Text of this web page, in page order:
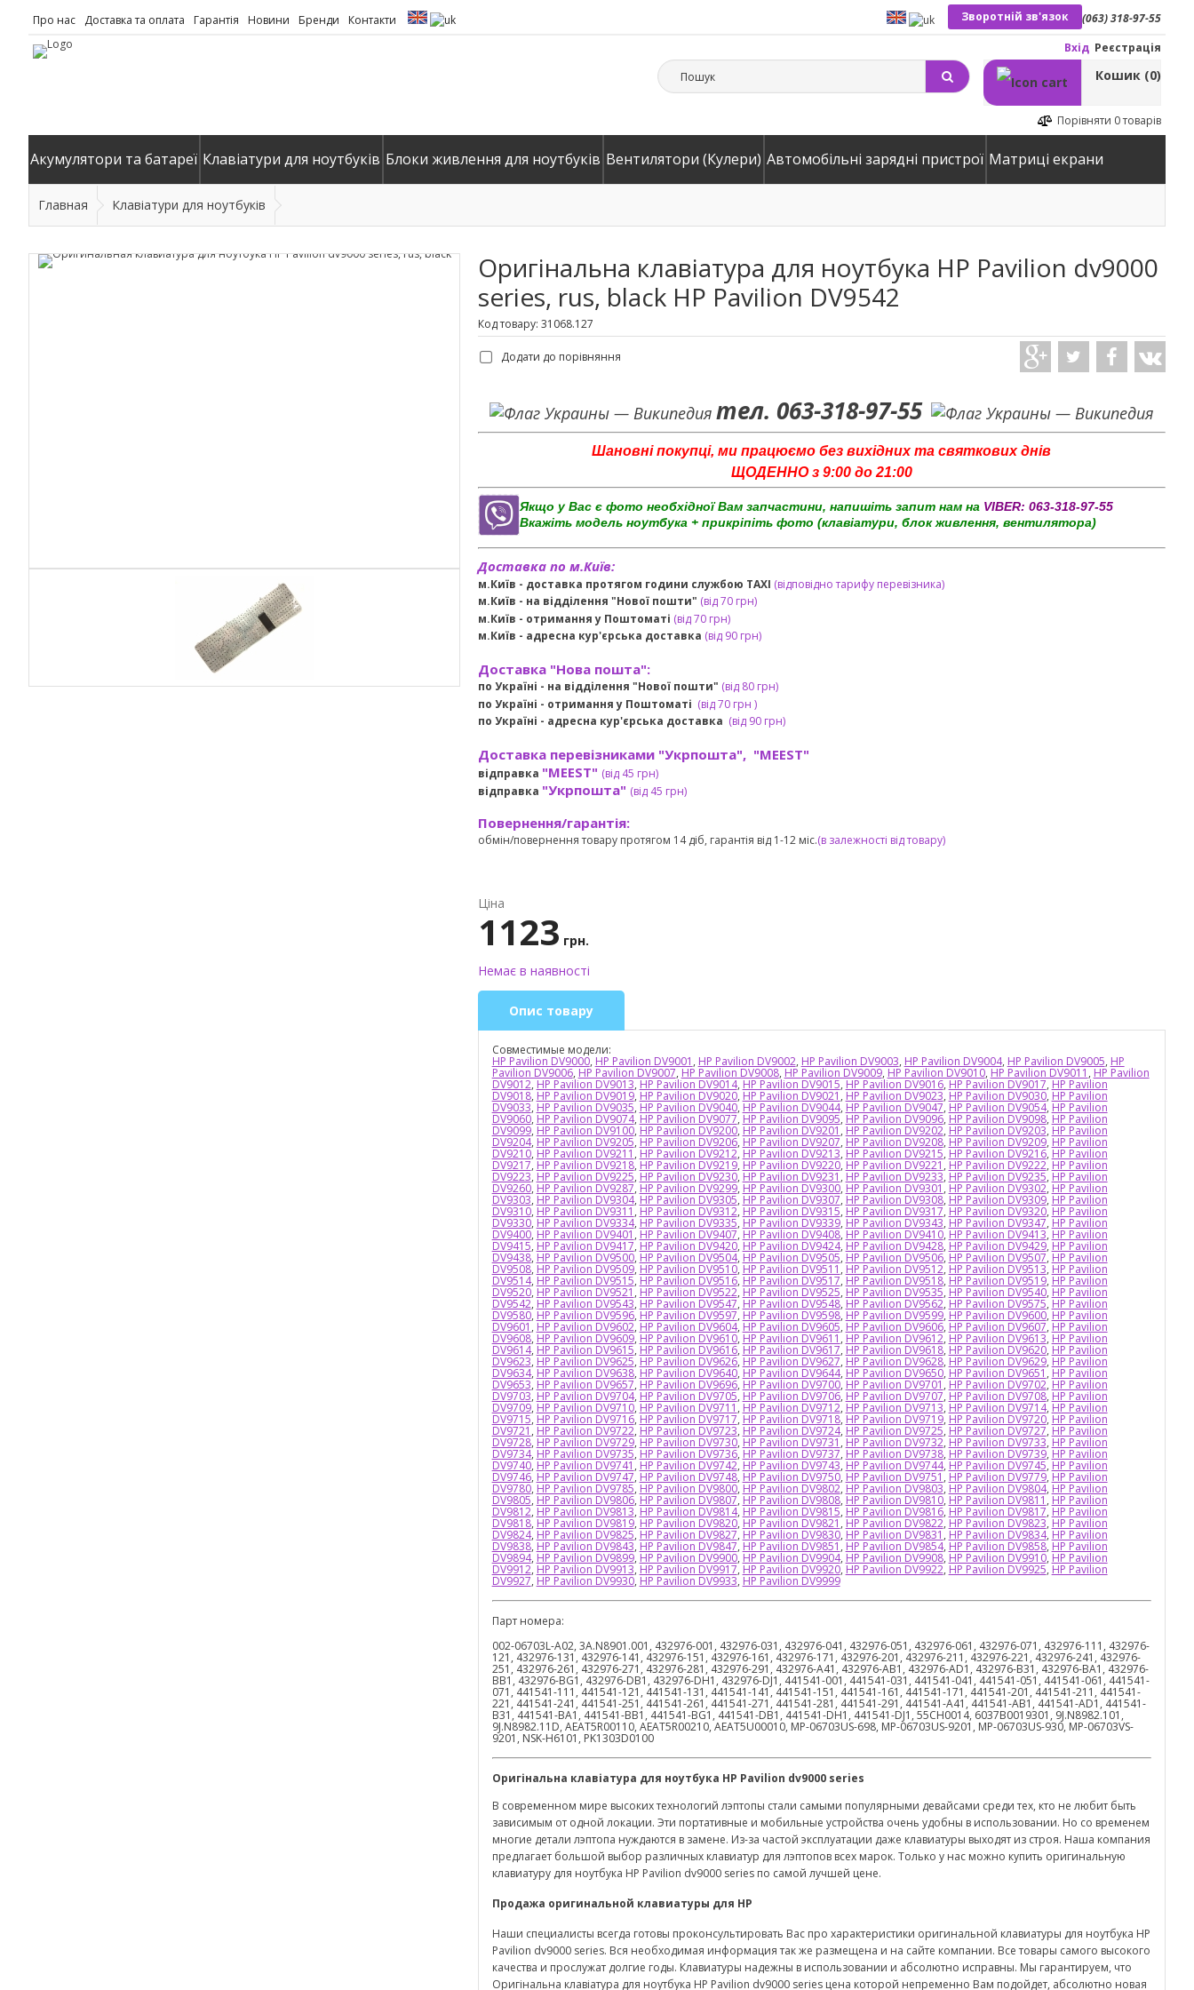
Про нас Доставка та оплата Гарантія Новини Бренди Контакти (063) 318-97-55
Зворотній зв'язок
Вхід Реєстрація
Кошик (0)
Порівняти 0 товарів
Акумулятори та батареї Клавіатури для ноутбуків Блоки живлення для ноутбуків Вентилятори (Кулери) Автомобільні зарядні пристрої Матриці екрани
Главная Клавіатури для ноутбуків
Оригінальна клавіатура для ноутбука HP Pavilion dv9000
series, rus, black HP Pavilion DV9542
Код товару: 31068.127
Додати до порівняння
тел. 063-318-97-55
Шановні покупці, ми працюємо без вихідних та святкових днів
ЩОДЕННО з 9:00 до 21:00
Якщо у Вас є фото необхідної Вам запчастини, напишіть запит нам на VIBER: 063-318-97-55
Вкажіть модель ноутбука + прикріпіть фото (клавіатури, блок живлення, вентилятора)
Доставка по м.Київ:
м.Київ - доставка протягом години службою TAXI (відповідно тарифу перевізника)
м.Київ - на відділення "Нової пошти" (від 70 грн)
м.Київ - отримання у Поштоматі (від 70 грн)
м.Київ - адресна кур'єрська доставка (від90 грн)
Доставка "Нова пошта":
по Україні - на відділення "Нової пошти" (від 80 грн)
по Україні - отримання у Поштоматі (від 70 грн )
по Україні - адресна кур'єрська доставка (від90 грн)
Доставка перевізниками "Укрпошта", "MEEST"
відправка "MEEST" (від 45 грн)
відправка "Укрпошта" (від 45 грн)
Повернення/гарантія:
обмін/повернення товару протягом 14 діб, гарантія від 1-12 міс.(в залежності від товару)
Ціна
1123 грн.
Немає в наявності
Опис товару
Совместимые модели:
HP Pavilion DV9000, HP Pavilion DV9001 , HP Pavilion DV9002, HP Pavilion DV9003, HP Pavilion DV9004, HP Pavilion DV9005, HP
Pavilion DV9006, HP Pavilion DV9007, HP Pavilion DV9008, HP Pavilion DV9009, HP Pavilion DV9010, HP Pavilion DV9011 , HP Pavilion
DV9012, HP Pavilion DV9013, HP Pavilion DV9014, HP Pavilion DV9015, HP Pavilion DV9016, HP Pavilion DV9017, HP Pavilion
DV9018, HP Pavilion DV9019, HP Pavilion DV9020, HP Pavilion DV9021 , HP Pavilion DV9023, HP Pavilion DV9030, HP Pavilion
DV9033, HP Pavilion DV9035, HP Pavilion DV9040, HP Pavilion DV9044, HP Pavilion DV9047, HP Pavilion DV9054, HP Pavilion
DV9060, HP Pavilion DV9074, HP Pavilion DV9077, HP Pavilion DV9095, HP Pavilion DV9096, HP Pavilion DV9098, HP Pavilion
DV9099, HP Pavilion DV9100, HP Pavilion DV9200, HP Pavilion DV9201 , HP Pavilion DV9202, HP Pavilion DV9203, HP Pavilion
DV9204, HP Pavilion DV9205, HP Pavilion DV9206, HP Pavilion DV9207, HP Pavilion DV9208, HP Pavilion DV9209, HP Pavilion
DV9210, HP Pavilion DV9211 , HP Pavilion DV9212, HP Pavilion DV9213, HP Pavilion DV9215, HP Pavilion DV9216, HP Pavilion
DV9217, HP Pavilion DV9218, HP Pavilion DV9219, HP Pavilion DV9220, HP Pavilion DV9221 , HP Pavilion DV9222, HP Pavilion
DV9223, HP Pavilion DV9225, HP Pavilion DV9230, HP Pavilion DV9231 , HP Pavilion DV9233, HP Pavilion DV9235, HP Pavilion
DV9260, HP Pavilion DV9287, HP Pavilion DV9299, HP Pavilion DV9300, HP Pavilion DV9301 , HP Pavilion DV9302, HP Pavilion
DV9303, HP Pavilion DV9304, HP Pavilion DV9305, HP Pavilion DV9307, HP Pavilion DV9308, HP Pavilion DV9309, HP Pavilion
DV9310, HP Pavilion DV9311 , HP Pavilion DV9312, HP Pavilion DV9315, HP Pavilion DV9317, HP Pavilion DV9320, HP Pavilion
DV9330, HP Pavilion DV9334, HP Pavilion DV9335, HP Pavilion DV9339, HP Pavilion DV9343, HP Pavilion DV9347, HP Pavilion
DV9400, HP Pavilion DV9401 , HP Pavilion DV9407, HP Pavilion DV9408, HP Pavilion DV9410, HP Pavilion DV9413, HP Pavilion
DV9415, HP Pavilion DV9417, HP Pavilion DV9420, HP Pavilion DV9424, HP Pavilion DV9428, HP Pavilion DV9429, HP Pavilion
DV9438, HP Pavilion DV9500, HP Pavilion DV9504, HP Pavilion DV9505, HP Pavilion DV9506, HP Pavilion DV9507, HP Pavilion
DV9508, HP Pavilion DV9509, HP Pavilion DV9510, HP Pavilion DV9511 , HP Pavilion DV9512, HP Pavilion DV9513, HP Pavilion
DV9514, HP Pavilion DV9515, HP Pavilion DV9516, HP Pavilion DV9517, HP Pavilion DV9518, HP Pavilion DV9519, HP Pavilion
DV9520, HP Pavilion DV9521 , HP Pavilion DV9522, HP Pavilion DV9525, HP Pavilion DV9535, HP Pavilion DV9540, HP Pavilion
DV9542, HP Pavilion DV9543, HP Pavilion DV9547, HP Pavilion DV9548, HP Pavilion DV9562, HP Pavilion DV9575, HP Pavilion
DV9580, HP Pavilion DV9596, HP Pavilion DV9597, HP Pavilion DV9598, HP Pavilion DV9599, HP Pavilion DV9600, HP Pavilion
DV9601 , HP Pavilion DV9602, HP Pavilion DV9604, HP Pavilion DV9605, HP Pavilion DV9606, HP Pavilion DV9607, HP Pavilion
DV9608, HP Pavilion DV9609, HP Pavilion DV9610, HP Pavilion DV9611 , HP Pavilion DV9612, HP Pavilion DV9613, HP Pavilion
DV9614, HP Pavilion DV9615, HP Pavilion DV9616, HP Pavilion DV9617, HP Pavilion DV9618, HP Pavilion DV9620, HP Pavilion
DV9623, HP Pavilion DV9625, HP Pavilion DV9626, HP Pavilion DV9627, HP Pavilion DV9628, HP Pavilion DV9629, HP Pavilion
DV9634, HP Pavilion DV9638, HP Pavilion DV9640, HP Pavilion DV9644, HP Pavilion DV9650, HP Pavilion DV9651 , HP Pavilion
DV9653, HP Pavilion DV9657, HP Pavilion DV9696, HP Pavilion DV9700, HP Pavilion DV9701 , HP Pavilion DV9702, HP Pavilion
DV9703, HP Pavilion DV9704, HP Pavilion DV9705, HP Pavilion DV9706, HP Pavilion DV9707, HP Pavilion DV9708, HP Pavilion
DV9709, HP Pavilion DV9710, HP Pavilion DV9711 , HP Pavilion DV9712, HP Pavilion DV9713, HP Pavilion DV9714, HP Pavilion
DV9715, HP Pavilion DV9716, HP Pavilion DV9717, HP Pavilion DV9718, HP Pavilion DV9719, HP Pavilion DV9720, HP Pavilion
DV9721 , HP Pavilion DV9722, HP Pavilion DV9723, HP Pavilion DV9724, HP Pavilion DV9725, HP Pavilion DV9727, HP Pavilion
DV9728, HP Pavilion DV9729, HP Pavilion DV9730, HP Pavilion DV9731 , HP Pavilion DV9732, HP Pavilion DV9733, HP Pavilion
DV9734, HP Pavilion DV9735, HP Pavilion DV9736, HP Pavilion DV9737, HP Pavilion DV9738, HP Pavilion DV9739, HP Pavilion
DV9740, HP Pavilion DV9741 , HP Pavilion DV9742, HP Pavilion DV9743, HP Pavilion DV9744, HP Pavilion DV9745, HP Pavilion
DV9746, HP Pavilion DV9747, HP Pavilion DV9748, HP Pavilion DV9750, HP Pavilion DV9751 , HP Pavilion DV9779, HP Pavilion
DV9780, HP Pavilion DV9785, HP Pavilion DV9800, HP Pavilion DV9802, HP Pavilion DV9803, HP Pavilion DV9804, HP Pavilion
DV9805, HP Pavilion DV9806, HP Pavilion DV9807, HP Pavilion DV9808, HP Pavilion DV9810, HP Pavilion DV9811 , HP Pavilion
DV9812, HP Pavilion DV9813, HP Pavilion DV9814, HP Pavilion DV9815, HP Pavilion DV9816, HP Pavilion DV9817, HP Pavilion
DV9818, HP Pavilion DV9819, HP Pavilion DV9820, HP Pavilion DV9821 , HP Pavilion DV9822, HP Pavilion DV9823, HP Pavilion
DV9824, HP Pavilion DV9825, HP Pavilion DV9827, HP Pavilion DV9830, HP Pavilion DV9831 , HP Pavilion DV9834, HP Pavilion
DV9838, HP Pavilion DV9843, HP Pavilion DV9847, HP Pavilion DV9851 , HP Pavilion DV9854, HP Pavilion DV9858, HP Pavilion
DV9894, HP Pavilion DV9899, HP Pavilion DV9900, HP Pavilion DV9904, HP Pavilion DV9908, HP Pavilion DV9910, HP Pavilion
DV9912, HP Pavilion DV9913, HP Pavilion DV9917, HP Pavilion DV9920, HP Pavilion DV9922, HP Pavilion DV9925, HP Pavilion
DV9927, HP Pavilion DV9930, HP Pavilion DV9933, HP Pavilion DV9999
Парт номера:
002-06703L-A02, 3A.N8901.001, 432976-001, 432976-031, 432976-041, 432976-051, 432976-061, 432976-071, 432976-111, 432976-
121, 432976-131, 432976-141, 432976-151, 432976-161, 432976-171, 432976-201, 432976-211, 432976-221, 432976-241, 432976-
251, 432976-261, 432976-271, 432976-281, 432976-291, 432976-A41, 432976-AB1, 432976-AD1, 432976-B31, 432976-BA1, 432976-
BB1, 432976-BG1, 432976-DB1, 432976-DH1, 432976-DJ1, 441541-001, 441541-031, 441541-041, 441541-051, 441541-061, 441541-
071, 441541-111, 441541-121, 441541-131, 441541-141, 441541-151, 441541-161, 441541-171, 441541-201, 441541-211, 441541-
221, 441541-241, 441541-251, 441541-261, 441541-271, 441541-281, 441541-291, 441541-A41, 441541-AB1, 441541-AD1, 441541-
B31, 441541-BA1, 441541-BB1, 441541-BG1, 441541-DB1, 441541-DH1, 441541-DJ1, 55CH0014, 6037B0019301, 9J.N8982.101,
9J.N8982.11D, AEAT5R00110, AEAT5R00210, AEAT5U00010, MP-06703US-698, MP-06703US-9201, MP-06703US-930, MP-06703VS-
9201, NSK-H6101, PK1303D0100
Оригінальна клавіатура для ноутбука HP Pavilion dv9000 series
В современном мире высоких технологий лэптопы стали самыми популярными девайсами среди тех, кто не любит быть
зависимым от одной локации. Эти портативные и мобильные устройства очень удобны в использовании. Но со временем
многие детали лэптопа нуждаются в замене. Из-за частой эксплуатации даже клавиатуры выходят из строя. Наша компания
предлагает большой выбор различных клавиатур для лэптопов всех марок. Только у нас можно купить оригинальную
клавиатуру для ноутбука HP Pavilion dv9000 series по самой лучшей цене.
Продажа оригинальной клавиатуры для HP
Наши специалисты всегда готовы проконсультировать Вас про характеристики оригинальной клавиатуры для ноутбука HP
Pavilion dv9000 series. Вся необходимая информация так же размещена и на сайте компании. Все товары самого высокого
качества и прослужат долгие годы. Клавиатуры надежны в использовании и абсолютно исправны. Мы гарантируем, что
Оригінальна клавіатура для ноутбука HP Pavilion dv9000 series цена которой непременно Вам подойдет, абсолютно новая